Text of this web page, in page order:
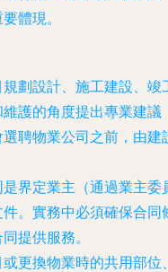
體現。
規劃設計、施工建設、竣
護的角度提出專業建議
聘物業公司之前，由建
是界定業主（通過業主委
。實務中必須確保合同
提供服務。
或更換物業時的共用部位